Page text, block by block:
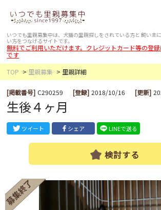
いつでも里親募集中は、犬猫の里親探しをされている方と 飼い主
い方をつなげるサイトです。
無料でご利用いただけます。クレジットカード等の登
です
TOP
里親募集 里親詳細
[掲載番号] C290259 [登録] 2018/10/16 [更新]
生後４ヶ月
ツイート シェア LINEで送る
検討する